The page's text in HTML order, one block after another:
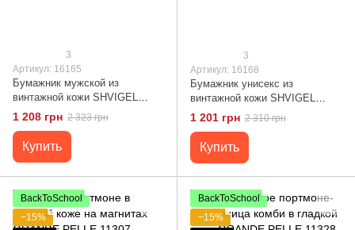
3
Артикул: 16165
Бумажник мужской из
винтажной кожи SHVIGEL
16165 Черный
1 208 грн 2 323 грн
Купить
3
Артикул: 16168
Бумажник унисекс из
винтажной кожи SHVIGEL
16168 Зеленый
1 201 грн 2 310 грн
Купить
BackToSchool
−15%
BackToSchool
−15%